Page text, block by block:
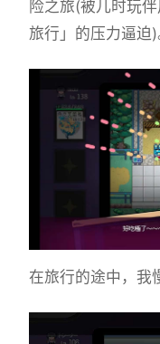
险之旅(被儿时玩
旅行」的压力逼迫)
在旅行的途中，我